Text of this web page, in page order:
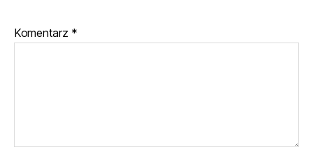
Komentarz *